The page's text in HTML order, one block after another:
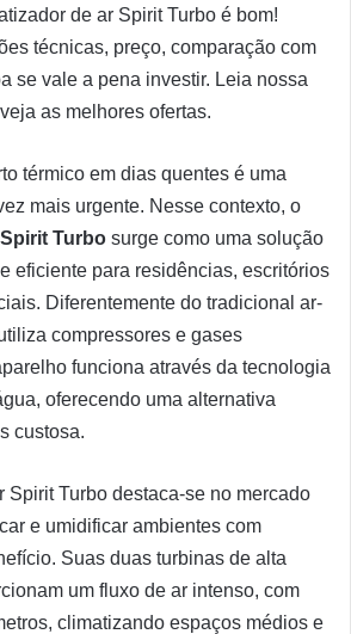
de ar Spirit Turbo é bom!
técnicas, preço, comparação com
se vale a pena investir. Leia nossa
as melhores ofertas.
térmico em dias quentes é uma
mais urgente. Nesse contexto, o
Turbo surge como uma solução
eficiente para residências, escritórios
Diferentemente do tradicional ar-
compressores e gases
funciona através da tecnologia
oferecendo uma alternativa
custosa.
Spirit Turbo destaca-se no mercado
e umidificar ambientes com
Suas duas turbinas de alta
um fluxo de ar intenso, com
climatizando espaços médios e